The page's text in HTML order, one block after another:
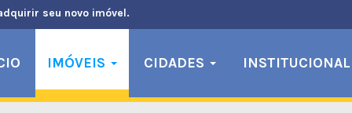
seu novo imóvel.
IMÓVEIS CIDADES INSTITUCIONAL